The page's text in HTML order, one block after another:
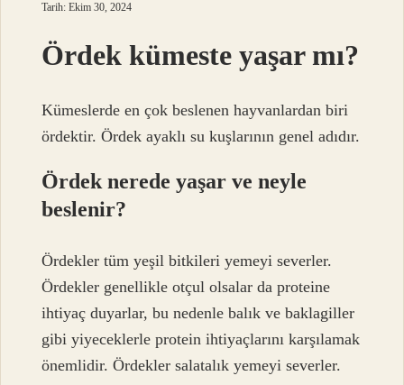
Tarih: Ekim 30, 2024
Ördek kümeste yaşar mı?
Kümeslerde en çok beslenen hayvanlardan biri
ördektir. Ördek ayaklı su kuşlarının genel adıdır.
Ördek nerede yaşar ve neyle
beslenir?
Ördekler tüm yeşil bitkileri yemeyi severler.
Ördekler genellikle otçul olsalar da proteine ​​
ihtiyaç duyarlar, bu nedenle balık ve baklagiller
gibi yiyeceklerle protein ihtiyaçlarını karşılamak
önemlidir. Ördekler salatalık yemeyi severler.